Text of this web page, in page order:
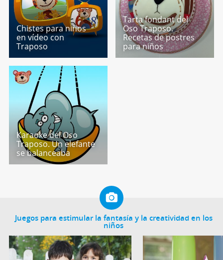
Chistes para niños
en vídeo con
Traposo
Tarta fondant del
Oso Traposo.
Recetas de postres
para niños
Karaoke del Oso
Traposo. Un elefante
se balanceaba
Juegos para estimular la fantasía y la creatividad en los
niños